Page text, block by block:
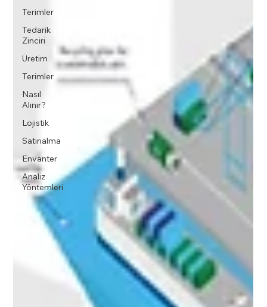
Terimler
Tedarik
Zinciri
Üretim
Terimler
Nasıl
Alınır?
Lojistik
Satınalma
Envanter
Analiz
Yöntemleri